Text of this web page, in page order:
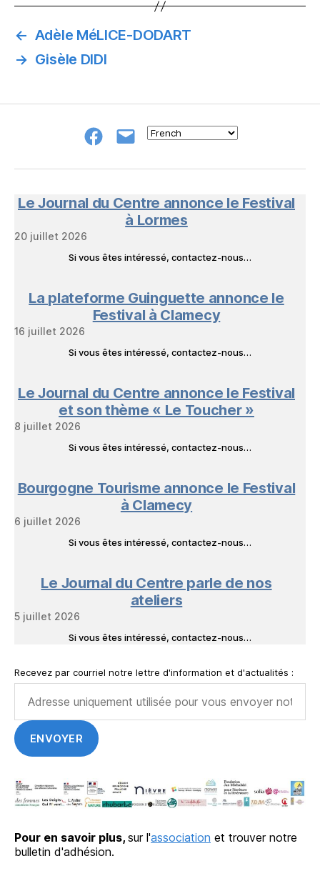
← Adèle MéLICE-DODART
→ Gisèle DIDI
Groupe
NeL
E-
à
Livres
Le Journal du Centre annonce le Festival
à Lormes
20 juillet 2026
Si vous êtes intéressé, contactez-nous…
La plateforme Guinguette annonce le
Festival à Clamecy
16 juillet 2026
Si vous êtes intéressé, contactez-nous…
Le Journal du Centre annonce le Festival
et son thème « Le Toucher »
8 juillet 2026
Si vous êtes intéressé, contactez-nous…
Bourgogne Tourisme annonce le Festival
à Clamecy
6 juillet 2026
Si vous êtes intéressé, contactez-nous…
Le Journal du Centre parle de nos
ateliers
5 juillet 2026
Si vous êtes intéressé, contactez-nous…
Recevez par courriel notre lettre d'information et d'actualités :
Pour en savoir plus, sur l'association et trouver notre
bulletin d'adhésion.